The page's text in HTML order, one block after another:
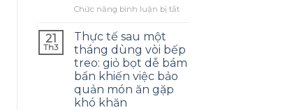
Chức năng bình luận bị tắtở
của
dock
21
Th3
Thực tế sau một
tháng dùng vòi bếp
treo: giỏ bọt dễ bám
bẩn khiến việc bảo
quản món ăn gặp
khó khăn